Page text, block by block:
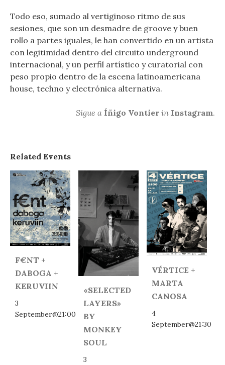
Todo eso, sumado al vertiginoso ritmo de sus
sesiones, que son un desmadre de groove y buen
rollo a partes iguales, le han convertido en un artista
con legitimidad dentro del circuito underground
internacional, y un perfil artístico y curatorial con
peso propio dentro de la escena latinoamericana
house, techno y electrónica alternativa.
Sigue a Íñigo Vontier in Instagram.
Related Events
F€NT +
DABOGA +
KERUVIIN
3
September@21:00
«SELECTED
LAYERS»
BY
MONKEY
SOUL
3
VÉRTICE +
MARTA
CANOSA
4
September@21:30